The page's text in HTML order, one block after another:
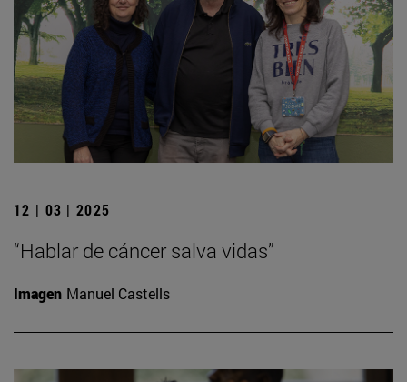
12 | 03 | 2025
“Hablar de cáncer salva vidas”
Imagen Manuel Castells